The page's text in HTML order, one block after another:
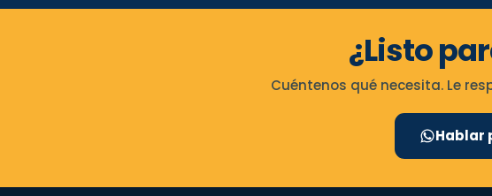
¿Listo
Cuéntenos qué necesita. Le
Hablar